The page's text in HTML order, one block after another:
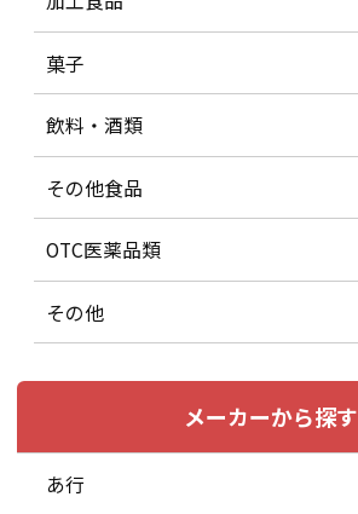
菓子
飲料・酒類
その他食品
OTC医薬品類
その他
メーカーから探す
あ行